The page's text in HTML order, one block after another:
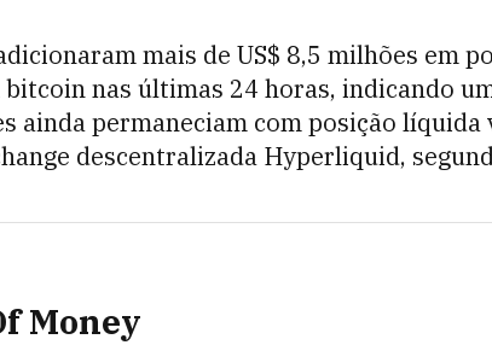
mais de US$ 8,5 milhões em
bitcoin nas últimas 24 horas, indicando
ainda permaneciam com posição líquida
descentralizada Hyperliquid,
Money